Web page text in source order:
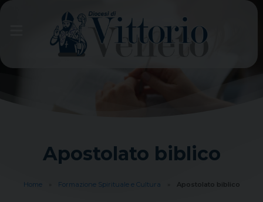
Skip
Apostolato biblico
Home Formazione Spirituale e Cultura Apostolato biblico